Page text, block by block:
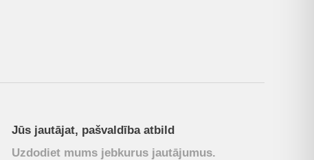
Jūs jautājat, pašvaldība atbild
Uzdodiet mums jebkurus jautājumus.